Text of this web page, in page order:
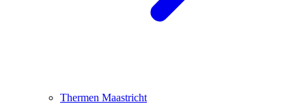
Thermen Maastricht